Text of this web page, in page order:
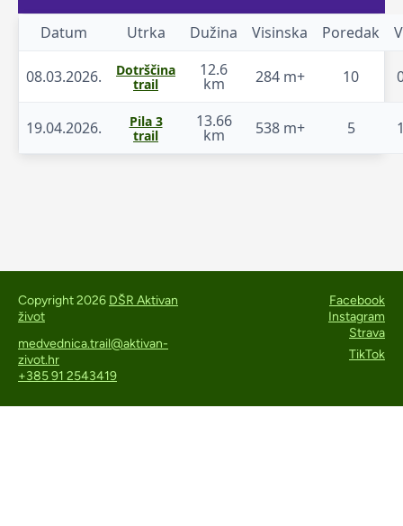
Datum Utrka Dužina Visinska Poredak
08.03.2026.
Dotrščina
trail
12.6
km 284 m+ 10
19.04.2026.
Pila 3
trail
13.66
km 538 m+ 5
Copyright 2026 DŠR Aktivan
život
medvednica.trail@aktivan-
zivot.hr
+385 91 2543419
Facebook
Instagram
Strava
TikTok